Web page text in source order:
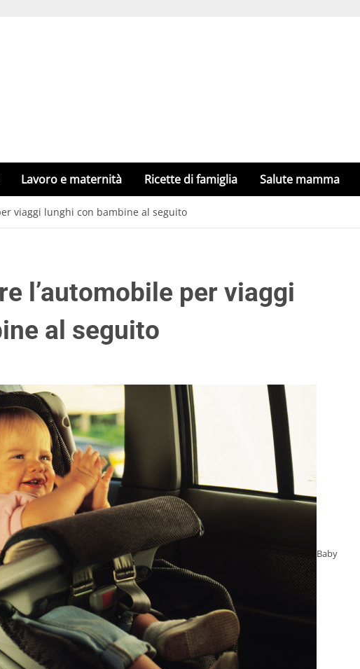
Lavoro e maternità Ricette di famiglia Salute mamma
viaggi lunghi con bambine al seguito
l’automobile per viaggi
al seguito
Baby